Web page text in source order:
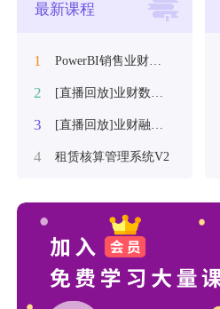
最新课程
1 PowerBI销售业财分析
2
3
4 租赁核算管理系统V2